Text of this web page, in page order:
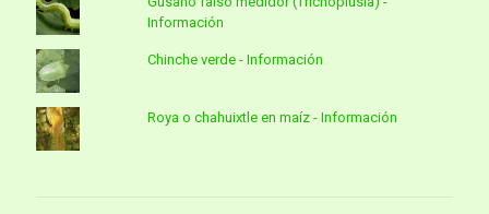
Información
Chinche verde - Información
Roya o chahuixtle en maíz - Información